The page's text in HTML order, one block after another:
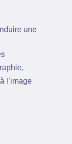
une
l’image